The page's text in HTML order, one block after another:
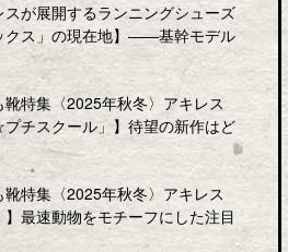
スが展開するランニングシューズ
クス」の現在地】――基幹モデル
靴特集〈2025年秋冬〉アキレス
チスクール」】待望の新作はど
靴特集〈2025年秋冬〉アキレス
】最速動物をモチーフにした注目